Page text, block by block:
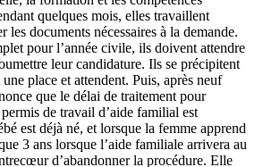
quelques mois, elles travaillent
les documents nécessaires à la demande.
pour l’année civile, ils doivent attendre
leur candidature. Ils se précipitent
place et attendent. Puis, après neuf
que le délai de traitement pour
de travail d’aide familial est
est déjà né, et lorsque la femme apprend
3 ans lorsque l’aide familiale arrivera au
d’abandonner la procédure. Elle